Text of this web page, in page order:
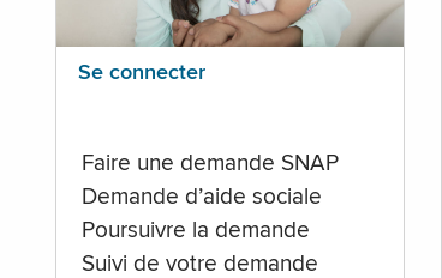
Se connecter
Faire une demande SNAP
Demande d’aide sociale
Poursuivre la demande
Suivi de votre demande